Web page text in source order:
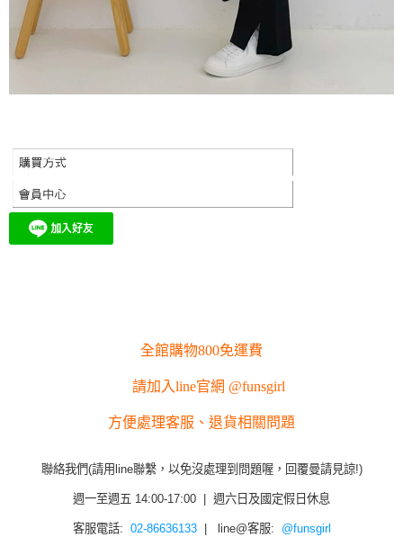
全館購物800免運費
請加入line官網 @funsgirl
方便處理客服、退貨相關問題
聯絡我們(請用line聯繫，以免沒處理到問題喔，回覆曼請見諒!)
週一至週五 14:00-17:00 | 週六日及國定假日休息
客服電話: 02-86636133| line@客服: @funsgirl